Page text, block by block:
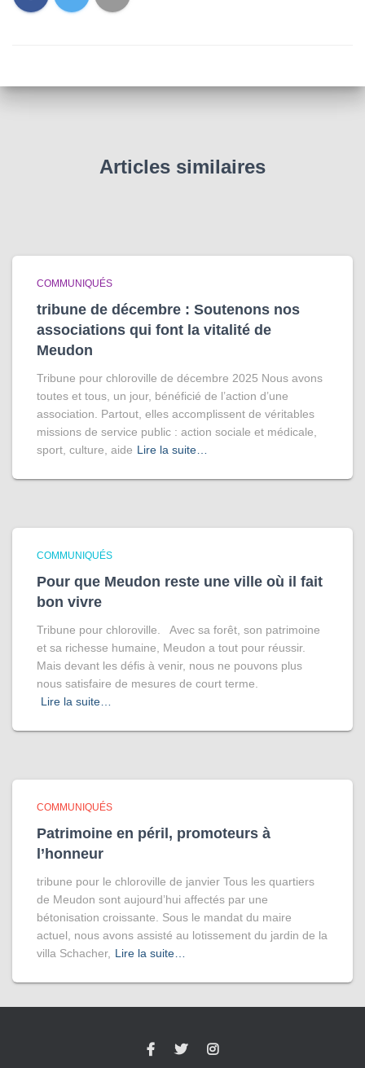
Articles similaires
COMMUNIQUÉS
tribune de décembre : Soutenons nos
associations qui font la vitalité de
Meudon
Tribune pour chloroville de décembre 2025 Nous avons
toutes et tous, un jour, bénéficié de l’action d’une
association. Partout, elles accomplissent de véritables
missions de service public : action sociale et médicale,
sport, culture, aide Lire la suite…
COMMUNIQUÉS
Pour que Meudon reste une ville où il fait
bon vivre
Tribune pour chloroville. Avec sa forêt, son patrimoine
et sa richesse humaine, Meudon a tout pour réussir.
Mais devant les défis à venir, nous ne pouvons plus
nous satisfaire de mesures de court terme.
Lire la suite…
COMMUNIQUÉS
Patrimoine en péril, promoteurs à
l’honneur
tribune pour le chloroville de janvier Tous les quartiers
de Meudon sont aujourd’hui affectés par une
bétonisation croissante. Sous le mandat du maire
actuel, nous avons assisté au lotissement du jardin de la
villa Schacher, Lire la suite…